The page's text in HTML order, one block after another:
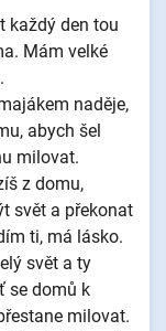
každý den tou
Mám velké
naděje,
abych šel
milovat.
z domu,
svět a překonat
ti, má lásko.
svět a ty
se domů k
milovat.